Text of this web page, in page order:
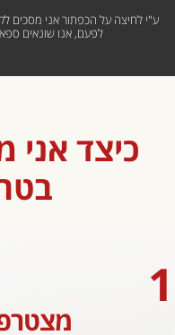
ע"י לחיצה על הכפתור אני מסכים
לפעם, אנו שונאים
כיצד אני
1